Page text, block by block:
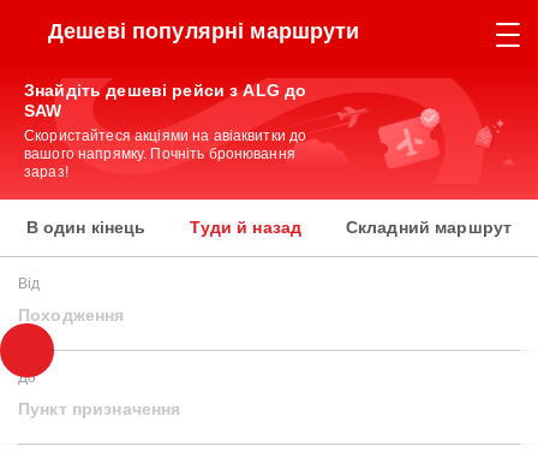
Дешеві популярні маршрути
Знайдіть дешеві рейси з ALG до
SAW
Скористайтеся акціями на авіаквитки до
вашого напрямку. Почніть бронювання
зараз!
В один кінець Туди й назад Складний маршрут
Від
Походження
До
Пункт призначення